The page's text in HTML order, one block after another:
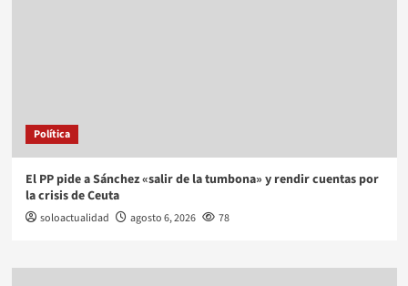
Política
El PP pide a Sánchez «salir de la tumbona» y rendir cuentas por
la crisis de Ceuta
soloactualidad agosto 6, 2026 78